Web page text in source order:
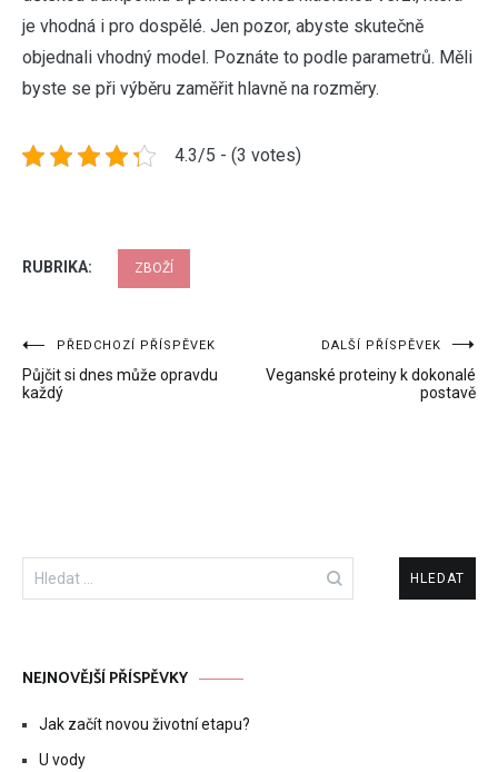
je vhodná i pro dospělé. Jen pozor, abyste skutečně
objednali vhodný model. Poznáte to podle parametrů. Měli
byste se při výběru zaměřit hlavně na rozměry.
4.3/5 - (3 votes)
RUBRIKA: ZBOŽÍ
Navigace
pro
PŘEDCHOZÍ PŘÍSPĚVEK
Půjčit si dnes může opravdu
každý
DALŠÍ PŘÍSPĚVEK
Veganské proteiny k dokonalé
postavě
Vyhledávání
NEJNOVĚJŠÍ PŘÍSPĚVKY
Jak začít novou životní etapu?
U vody